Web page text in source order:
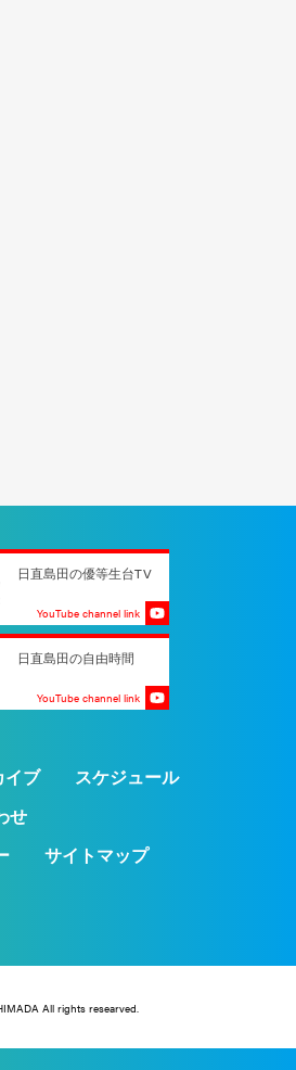
日直島田の優等生台TV
YouTube channel link
日直島田の自由時間
YouTube channel link
イブ
スケジュール
せ
サイトマップ
All rights researved.